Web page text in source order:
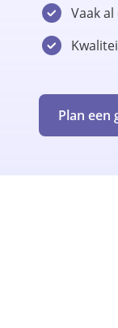
Vaak
Plan een